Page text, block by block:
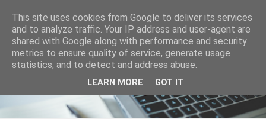
This site uses cookies from Google to deliver its services
and to analyze traffic. Your IP address and user-agent are
shared with Google along with performance and security
metrics to ensure quality of service, generate usage
statistics, and to detect and address abuse.
LEARN MORE GOT IT